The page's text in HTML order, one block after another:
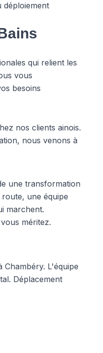
déploiement
qui relient les
vous
besoins
nos clients ainois.
nous venons à
une transformation
une équipe
marchent.
méritez.
Chambéry. L'équipe
Déplacement